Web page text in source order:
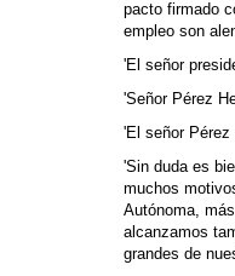
pacto firmado
empleo son
'El señor
'Señor Pérez
'El señor Pérez
'Sin duda es
muchos
Autónoma,
alcanzamos
grandes de